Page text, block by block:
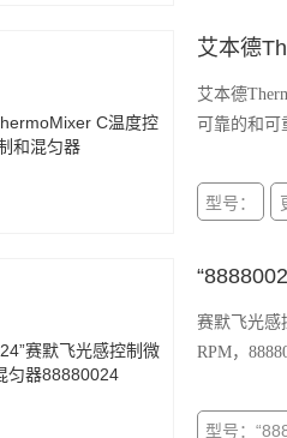
艾本德
艾本德
可靠的和可
型号：
赛默飞光感
RPM，
型号：